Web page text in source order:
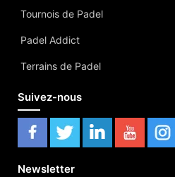
Tournois de Padel
Padel Addict
Terrains de Padel
Suivez-nous
Newsletter